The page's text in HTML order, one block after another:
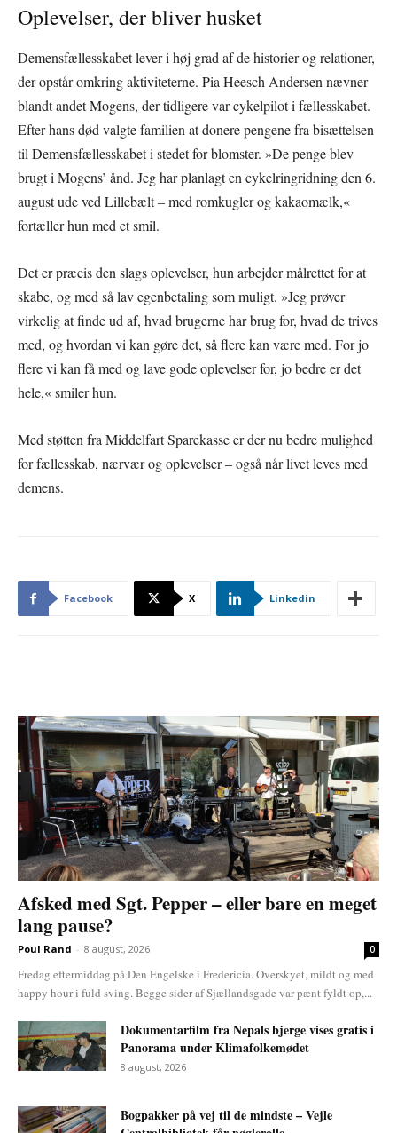
Oplevelser, der bliver husket
Demensfællesskabet lever i høj grad af de historier og relationer,
der opstår omkring aktiviteterne. Pia Heesch Andersen nævner
blandt andet Mogens, der tidligere var cykelpilot i fællesskabet.
Efter hans død valgte familien at donere pengene fra bisættelsen
til Demensfællesskabet i stedet for blomster. »De penge blev
brugt i Mogens’ ånd. Jeg har planlagt en cykelringridning den 6.
august ude ved Lillebælt – med romkugler og kakaomælk,«
fortæller hun med et smil.
Det er præcis den slags oplevelser, hun arbejder målrettet for at
skabe, og med så lav egenbetaling som muligt. »Jeg prøver
virkelig at finde ud af, hvad brugerne har brug for, hvad de trives
med, og hvordan vi kan gøre det, så flere kan være med. For jo
flere vi kan få med og lave gode oplevelser for, jo bedre er det
hele,« smiler hun.
Med støtten fra Middelfart Sparekasse er der nu bedre mulighed
for fællesskab, nærvær og oplevelser – også når livet leves med
demens.
Facebook X Linkedin
Afsked med Sgt. Pepper – eller bare en meget
lang pause?
Poul Rand - 8 august, 2026 0
Fredag eftermiddag på Den Engelske i Fredericia. Overskyet, mildt og med
happy hour i fuld sving. Begge sider af Sjællandsgade var pænt fyldt op,...
Dokumentarfilm fra Nepals bjerge vises gratis i
Panorama under Klimafolkemødet
8 august, 2026
Bogpakker på vej til de mindste – Vejle